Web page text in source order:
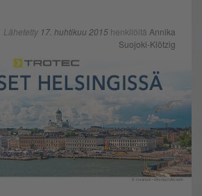
Lähetetty 17. huhtikuu 2015 henkilöltä Annika
Suojoki-Klötzig